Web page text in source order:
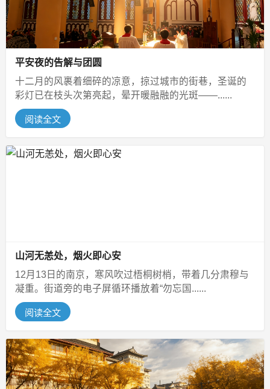
平安夜的告解与团圆
十二月的风裹着细碎的凉意，掠过城市的街巷，圣诞的
彩灯已在枝头次第亮起，晕开暖融融的光斑——......
阅读全文
山河无恙处，烟火即心安
12月13日的南京，寒风吹过梧桐树梢，带着几分肃穆与
凝重。街道旁的电子屏循环播放着“勿忘国......
阅读全文